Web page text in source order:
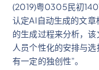
(2019)粤0305民初
认定AI自动生成的文
的生成过程来分析，
人员个性化的安排与
有一定的独创性”。